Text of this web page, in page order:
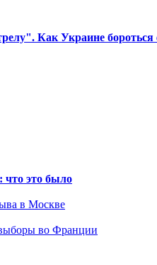
Как Украине бороться
что это было
в Москве
во Франции